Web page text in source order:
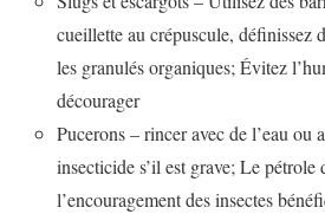
cueillette au crépuscule, définissez
les granulés organiques; Évitez
décourager
Pucerons – rincer avec de l’eau ou
insecticide s’il est grave; Le pétrole
l’encouragement des insectes